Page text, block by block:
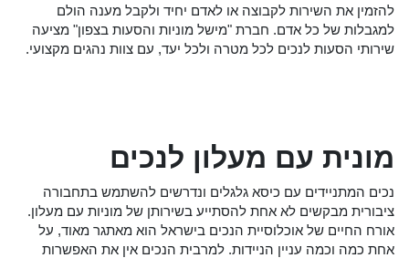
להזמין את השירות לקבוצה או לאדם יחיד ולקבל מענה הולם
למגבלות של כל אדם. חברת "מישל מוניות והסעות בצפון" מציעה
שירותי הסעות לנכים לכל מטרה ולכל יעד, עם צוות נהגים מקצועי.
מונית עם מעלון לנכים
נכים המתניידים עם כיסא גלגלים ונדרשים להשתמש בתחבורה
ציבורית מבקשים לא אחת להסתייע בשירותן של מוניות עם מעלון.
אורח החיים של אוכלוסיית הנכים בישראל הוא מאתגר מאוד, על
אחת כמה וכמה עניין הניידות. למרבית הנכים אין את האפשרות